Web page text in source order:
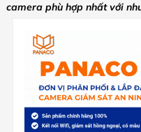
camera phù hợp nhất với